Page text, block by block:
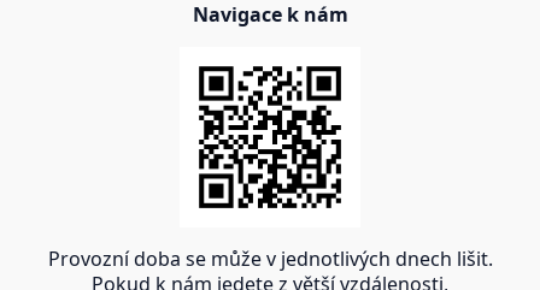
Navigace k nám
Provozní doba se může v jednotlivých dnech lišit.
Pokud k nám jedete z větší vzdálenosti,